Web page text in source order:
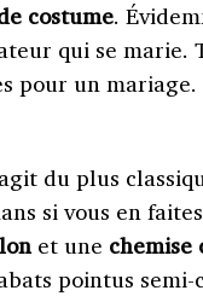
costume.
qui se marie.
pour un mariage.
du plus
si vous en
et une chemise
pointus